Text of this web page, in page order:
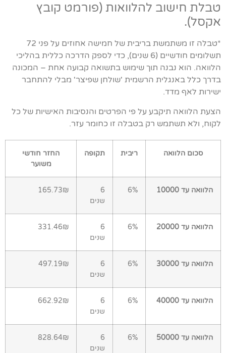
טבלת חישוב להלוואות (פורמט קובץ
אקסל).
*טבלה זו משתמשת בריבית של חמישה אחוזים על פני 72
תשלומים חודשיים (6 שנים), כדי לספק הדרכה כללית בהליכי
הלוואה. הוא נבנה תוך שימוש בתשואה קבועה אחת – המכונה
בדרך כלל באנגלית הרשמית 'שולחן שפיצר' מבלי להתחבר
ישירות לאף מדד.
הצעת הלוואה תיקבע על פי הפרטים והנסיבות האישיות של כל
לקוח, ולא תשתמש רק בטבלה זו כחומר עזר.
סכום הלוואה ריבית תקופה
החזר חודשי
משוער
הלוואה עד 10000 6%
6
שנים
165.73₪
הלוואה עד 20000 6%
6
שנים
331.46₪
הלוואה עד 30000 6%
6
שנים
497.19₪
הלוואה עד 40000 6%
6
שנים
662.92₪
הלוואה עד 50000 6%
6
שנים
828.64₪